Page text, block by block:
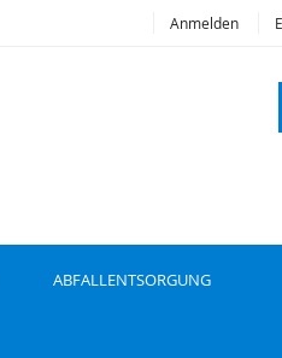
Anmelden
ABFALLENTSORGUNG